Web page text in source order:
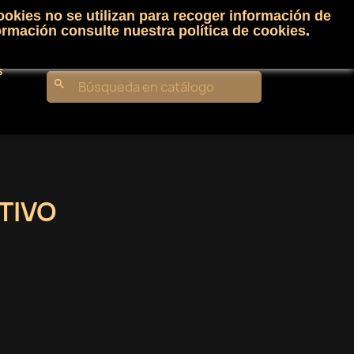
Iniciar sesión shopping_cartCarrito(0)
search
no se utilizan para recoger información de
consulte nuestra política de cookies.